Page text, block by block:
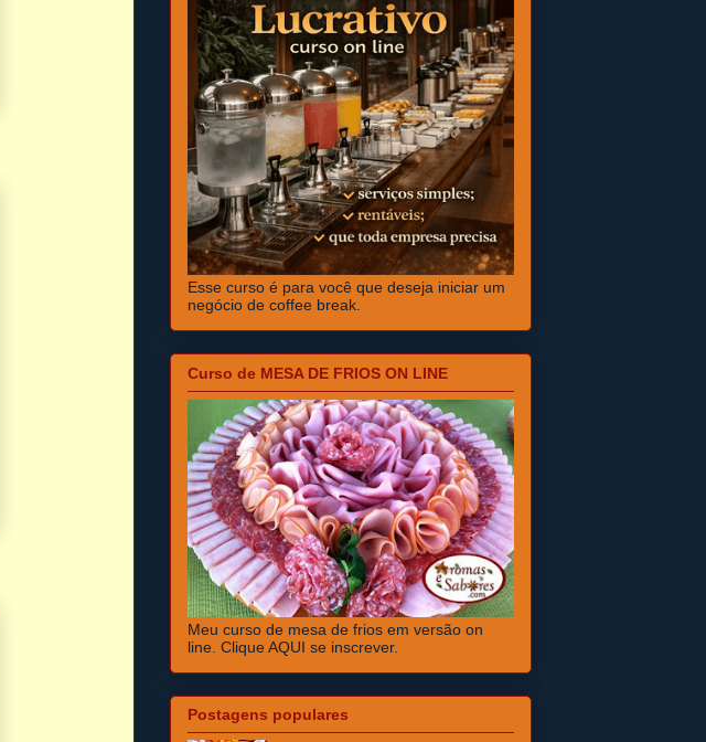
Esse curso é para você que deseja iniciar um
negócio de coffee break.
Curso de MESA DE FRIOS ON LINE
Meu curso de mesa de frios em versão on
line. Clique AQUI se inscrever.
Postagens populares